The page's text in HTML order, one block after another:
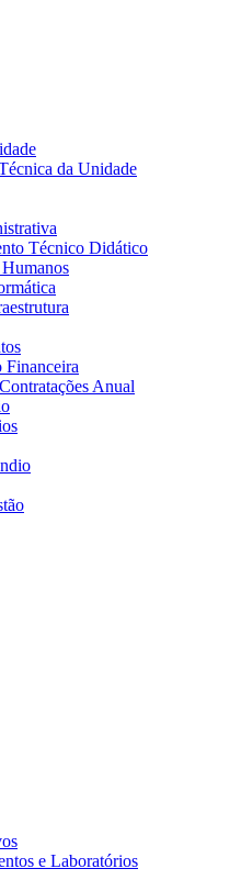
da Unidade
Técnico Didático
Financeira
Anual
e Laboratórios